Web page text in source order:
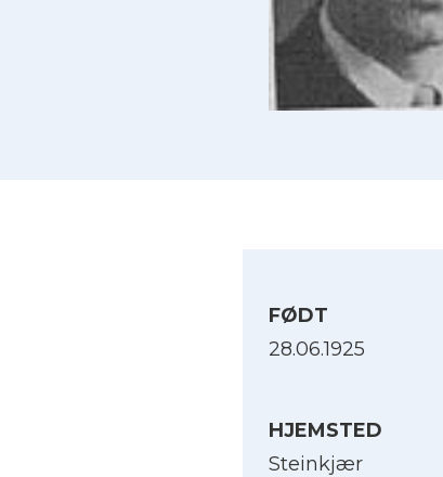
FØDT
28.06.1925
HJEMSTED
Steinkjær